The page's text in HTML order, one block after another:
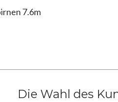
Die Wahl des